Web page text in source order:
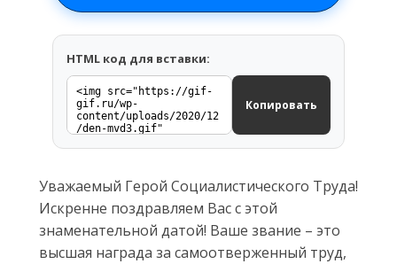
HTML код для вставки:
Копировать
Уважаемый Герой Социалистического Труда!
Искренне поздравляем Вас с этой
знаменательной датой! Ваше звание – это
высшая награда за самоотверженный труд,